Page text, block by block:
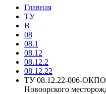
Главная
ТУ
B
08
08.1
08.12
08.12.2
08.12.22
ТУ 08.12.22-006-ОКПО-
Новоорского